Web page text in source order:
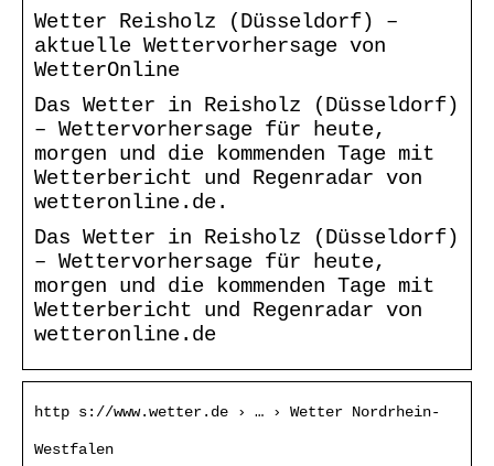
Wetter Reisholz (Düsseldorf) –
aktuelle Wettervorhersage von
WetterOnline
Das Wetter in Reisholz (Düsseldorf)
– Wettervorhersage für heute,
morgen und die kommenden Tage mit
Wetterbericht und Regenradar von
wetteronline.de.
Das Wetter in Reisholz (Düsseldorf)
– Wettervorhersage für heute,
morgen und die kommenden Tage mit
Wetterbericht und Regenradar von
wetteronline.de
http s://www.wetter.de › … › Wetter Nordrhein-
Westfalen